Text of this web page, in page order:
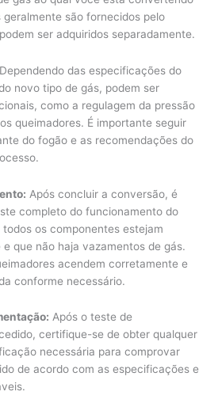
geralmente são fornecidos pelo
ser adquiridos separadamente.
Dependendo das especificações do
novo tipo de gás, podem ser
como a regulagem da pressão
queimadores. É importante seguir
do fogão e as recomendações do
Após concluir a conversão, é
completo do funcionamento do
os componentes estejam
que não haja vazamentos de gás.
acendem corretamente e
conforme necessário.
Após o teste de
certifique-se de obter qualquer
necessária para comprovar
de acordo com as especificações e